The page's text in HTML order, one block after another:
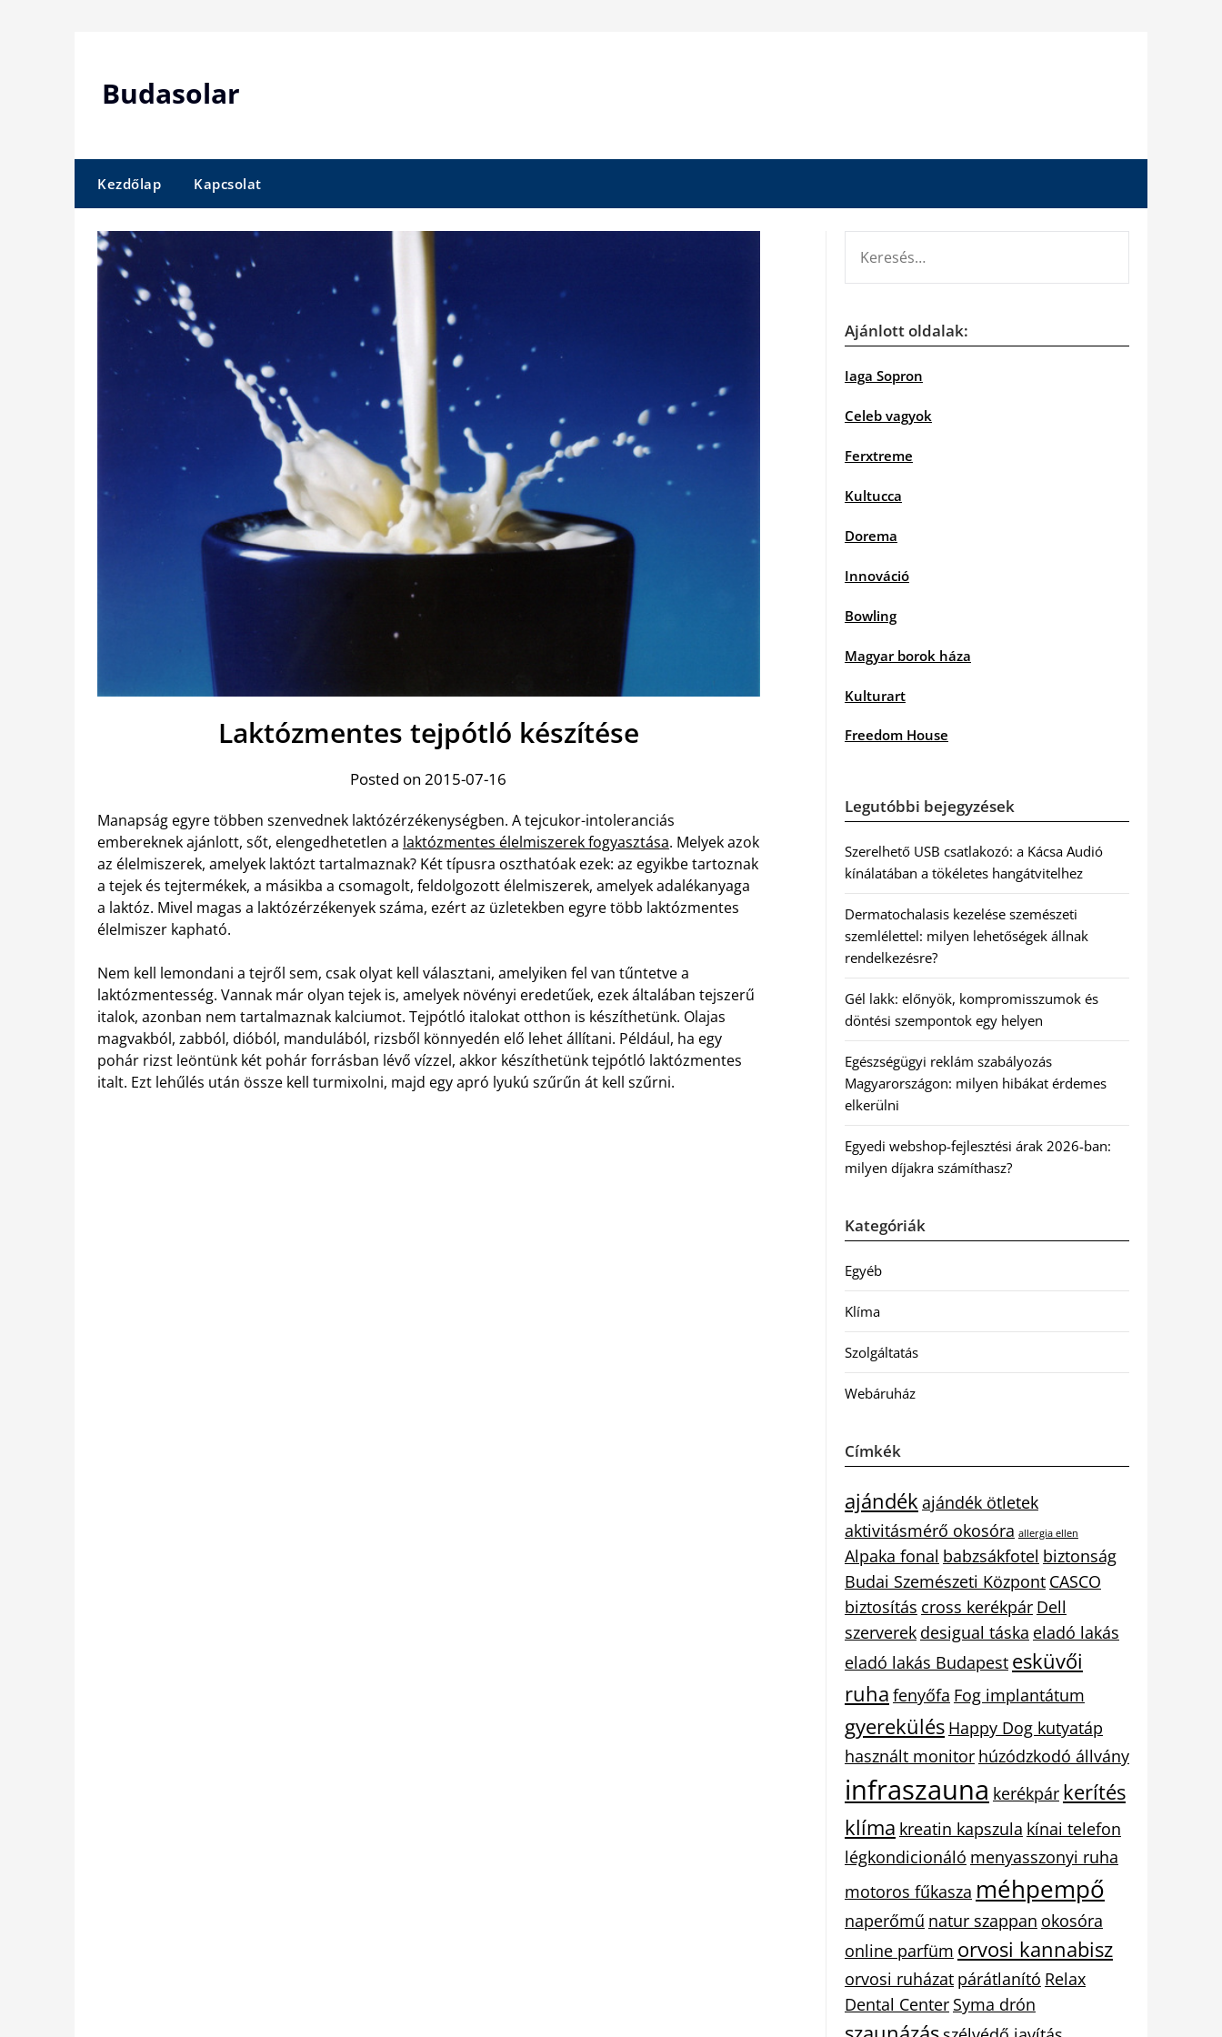
Budasolar
Kezdőlap Kapcsolat
Laktózmentes tejpótló készítése
Posted on 2015-07-16
Manapság egyre többen szenvednek laktózérzékenységben. A tejcukor-intoleranciás
embereknek ajánlott, sőt, elengedhetetlen a laktózmentes élelmiszerek fogyasztása. Melyek azok
az élelmiszerek, amelyek laktózt tartalmaznak? Két típusra oszthatóak ezek: az egyikbe tartoznak
a tejek és tejtermékek, a másikba a csomagolt, feldolgozott élelmiszerek, amelyek adalékanyaga
a laktóz. Mivel magas a laktózérzékenyek száma, ezért az üzletekben egyre több laktózmentes
élelmiszer kapható.
Nem kell lemondani a tejről sem, csak olyat kell választani, amelyiken fel van tűntetve a
laktózmentesség. Vannak már olyan tejek is, amelyek növényi eredetűek, ezek általában tejszerű
italok, azonban nem tartalmaznak kalciumot. Tejpótló italokat otthon is készíthetünk. Olajas
magvakból, zabból, dióból, mandulából, rizsből könnyedén elő lehet állítani. Például, ha egy
pohár rizst leöntünk két pohár forrásban lévő vízzel, akkor készíthetünk tejpótló laktózmentes
italt. Ezt lehűlés után össze kell turmixolni, majd egy apró lyukú szűrűn át kell szűrni.
Ajánlott oldalak:
Iaga Sopron
Celeb vagyok
Ferxtreme
Kultucca
Dorema
Innováció
Bowling
Magyar borok háza
Kulturart
Freedom House
Legutóbbi bejegyzések
Szerelhető USB csatlakozó: a Kácsa Audió
kínálatában a tökéletes hangátvitelhez
Dermatochalasis kezelése szemészeti
szemlélettel: milyen lehetőségek állnak
rendelkezésre?
Gél lakk: előnyök, kompromisszumok és
döntési szempontok egy helyen
Egészségügyi reklám szabályozás
Magyarországon: milyen hibákat érdemes
elkerülni
Egyedi webshop-fejlesztési árak 2026-ban:
milyen díjakra számíthasz?
Kategóriák
Egyéb
Klíma
Szolgáltatás
Webáruház
Címkék
ajándékajándék ötletek
aktivitásmérő okosóra allergia ellen
Alpaka fonal babzsákfotel biztonság
Budai Szemészeti Központ CASCO
biztosítás cross kerékpár Dell
szerverek desigual táska eladó lakás
eladó lakás Budapest esküvői
ruha fenyőfa Fog implantátum
gyerekülés Happy Dog kutyatáp
használt monitor húzódzkodó állvány
infraszauna kerékpár kerítés
klíma kreatin kapszula kínai telefon
légkondicionáló menyasszonyi ruha
motoros fűkasza méhpempő
naperőmű natur szappan okosóra
online parfüm orvosi kannabisz
orvosi ruházat párátlanító Relax
Dental Center Syma drón